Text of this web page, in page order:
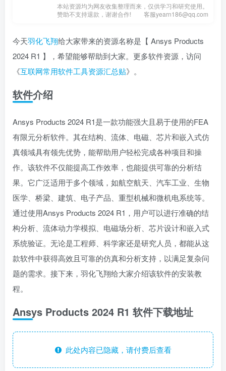
本站资源均为网友收集整理而来，仅供学习和研究使用。
赞助不支持退款，谢谢合作!
客服yearn186@qq.com
今天羽化飞翔给大家带来的资源名称是【 Ansys Products
2024 R1 】，希望能够帮助到大家。更多软件资源，访问
《互联网常用软件工具资源汇总贴》。
软件介绍
Ansys Products 2024 R1是一款功能强大且易于使用的FEA
有限元分析软件。其在结构、流体、电磁、芯片和嵌入式仿
真领域具有领先优势，能帮助用户轻松完成各种项目和操
作。该软件不仅能提高工作效率，也能提供可靠的分析结
果。它广泛适用于多个领域，如航空航天、汽车工业、生物
医学、桥梁、建筑、电子产品、重型机械和微机电系统等。
通过使用Ansys Products 2024 R1，用户可以进行准确的结
构分析、流体动力学模拟、电磁场分析、芯片设计和嵌入式
系统验证。无论是工程师、科学家还是研究人员，都能从这
款软件中获得高效且可靠的仿真和分析支持，以满足复杂问
题的需求。接下来，羽化飞翔给大家介绍该软件的安装教
程。
Ansys Products 2024 R1 软件下载地址
此处内容已隐藏，请付费后查看